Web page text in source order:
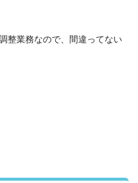
整業務なので、間違ってない